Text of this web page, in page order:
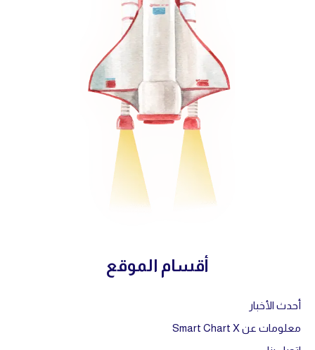
أقسام الموقع
أحدث الأخبار
معلومات عن Smart Chart X